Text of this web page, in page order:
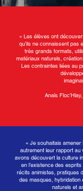
« Les élèves ont
qu’ils ne connaissent pas
très grands formats,
matériaux naturels,
Les contraintes liées au
Anaïs
« Je souhaitais
autrement leur rapport au
avons découvert la culture
en l’existence des
récits animistes, pratiques
des masques, hybridation
naturels et